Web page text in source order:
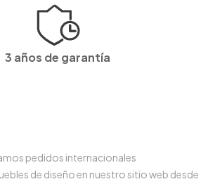
3 años de garantía
pedidos internacionales
de diseño en nuestro sitio web desde